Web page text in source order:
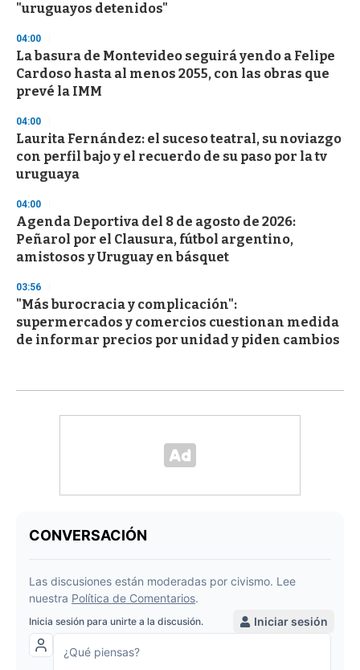
"uruguayos detenidos"
04:00
La basura de Montevideo seguirá yendo a Felipe
Cardoso hasta al menos 2055, con las obras que
prevé la IMM
04:00
Laurita Fernández: el suceso teatral, su noviazgo
con perfil bajo y el recuerdo de su paso por la tv
uruguaya
04:00
Agenda Deportiva del 8 de agosto de 2026:
Peñarol por el Clausura, fútbol argentino,
amistosos y Uruguay en básquet
03:56
"Más burocracia y complicación":
supermercados y comercios cuestionan medida
de informar precios por unidad y piden cambios